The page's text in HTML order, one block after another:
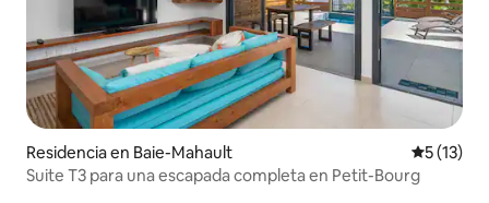
Residencia en Baie-Mahault
5 (13)
Suite T3 para una escapada completa en Petit-Bourg